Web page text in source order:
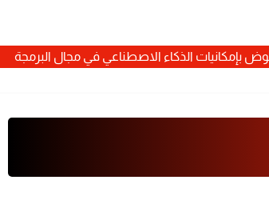
الذكاء الاصطناعي في مجال البرمجة